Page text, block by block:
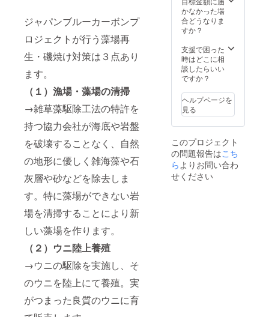
ジャパンブルーカーボンプ
ロジェクトが行う藻場再
生・磯焼け対策は３点あり
ます。
（１）漁場・藻場の清掃
→雑草藻駆除工法の特許を
持つ協力会社が海底や岩盤
を破壊することなく、自然
の地形に優しく雑海藻や石
灰層や砂などを除去しま
す。特に藻場ができない岩
場を清掃することにより新
しい藻場を作ります。
（２）ウニ陸上養殖
→ウニの駆除を実施し、そ
のウニを陸上にて養殖。実
がつまった良質のウニに育
ブルーカー
ボン活動に
ついては、
当初ボラン
ティアでの
活動を考え
たが、持続
可能な活動
にするには
法人組織が
ベターだと
決断。縁
あった「ウ
真はイ
メージ
は送料
（クー
ル便）
が含ま
りま
す。
内にお
召し上
がりく
い。 ◎
北海道
産 熟
成牛肉
（100ｇ
×１）
名称：
熟成牛
原産
地：北
海道 保
存方
法：－
北海道
産 熟
成牛肉
（100ｇ
×２）
名称：
熟成牛
原産
地：北
海道 保
存方
18℃以
下 ※解
凍から
２日以
内にお
光、高
温多湿
の場所
て保存
してく
ださ
い。 ◎
にお名
前記載
※記念碑
の設置
日程等
は、プ
ロジェ
クト終
了後
かなかった場
合どうなりま
すか？
支援で困った
時はどこに相
談したらいい
ですか？
ヘルプページを
見る
このプロジェクト
の問題報告はこち
ら よりお問い合わ
せください